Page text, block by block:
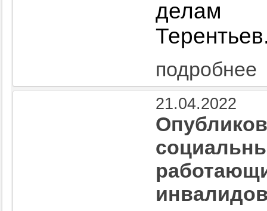
делам
подробнее
21.04.2022